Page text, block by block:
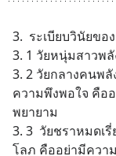
3.  ระเบียบวินัยขอ
3. 1 วัยหนุ่มสาวพ
3. 2 วัยกลางคนพ
ความพึงพอใจ คือ
พยายาม
3. 3  วัยชราหมดเ
โลภ คืออย่ามีควา